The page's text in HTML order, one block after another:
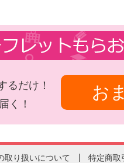
るだけ！
く！
お
取り扱いについて 特定商取